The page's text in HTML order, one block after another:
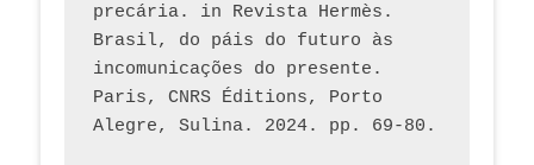
precária. in Revista Hermès.
Brasil, do páis do futuro às
incomunicações do presente.
Paris, CNRS Éditions, Porto